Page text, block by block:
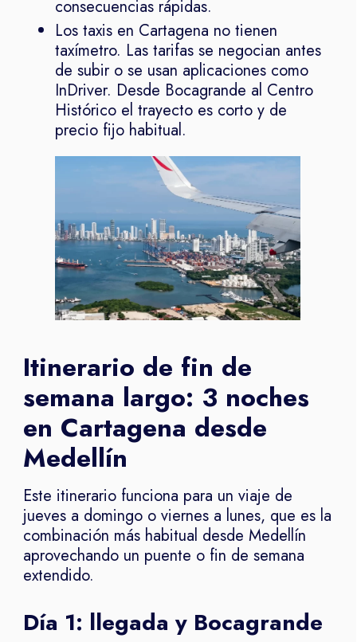
consecuencias rápidas.
Los taxis en Cartagena no tienen
taxímetro. Las tarifas se negocian antes
de subir o se usan aplicaciones como
InDriver. Desde Bocagrande al Centro
Histórico el trayecto es corto y de
precio fijo habitual.
Itinerario de fin de
semana largo: 3 noches
en Cartagena desde
Medellín
Este itinerario funciona para un viaje de
jueves a domingo o viernes a lunes, que es la
combinación más habitual desde Medellín
aprovechando un puente o fin de semana
extendido.
Día 1: llegada y Bocagrande